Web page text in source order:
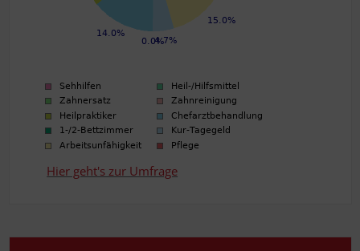
Hier geht's zur Umfrage